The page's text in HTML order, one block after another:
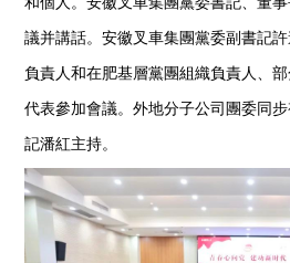
議并講話。安徽叉車集團黨委副書記
負責人和在肥基層黨團組織負責人、
代表參加會議。外地分子公司團委同
記潘紅主持。